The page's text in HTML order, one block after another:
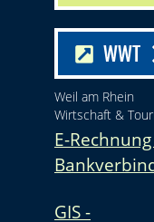
WWT
Weil am Rhein
Wirtschaft &
E-
GIS -